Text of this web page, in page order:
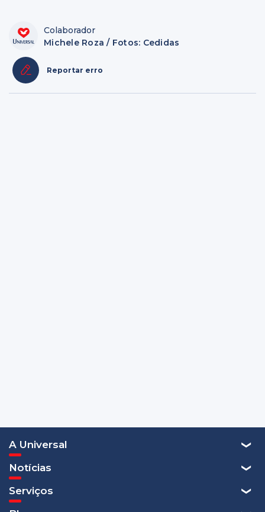
Colaborador
Michele Roza / Fotos: Cedidas
Reportar erro
A Universal
Notícias
Serviços